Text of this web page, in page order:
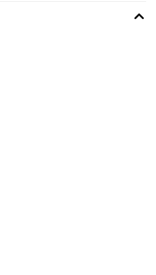
70km war die Fahne schon